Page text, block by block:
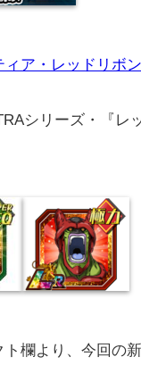
ィア・レッドリボ
シリーズ・『レ
欄より、今回の